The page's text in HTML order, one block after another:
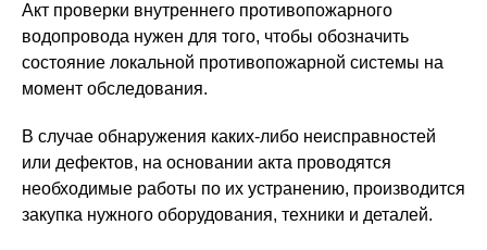
Акт проверки внутреннего противопожарного
водопровода нужен для того, чтобы обозначить
состояние локальной противопожарной системы на
момент обследования.
В случае обнаружения каких-либо неисправностей
или дефектов, на основании акта проводятся
необходимые работы по их устранению, производится
закупка нужного оборудования, техники и деталей.